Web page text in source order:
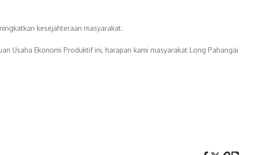
kesejahteraan masyarakat.
Usaha Ekonomi Produktif ini, harapan kami masyarakat Long Pahangai